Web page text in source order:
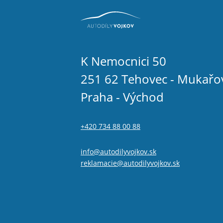
K Nemocnici 50
251 62 Tehovec -
Praha - Východ
+420 734 88 00 88
info@autodilyvojkov.sk
reklamacie@autodilyvojkov.sk